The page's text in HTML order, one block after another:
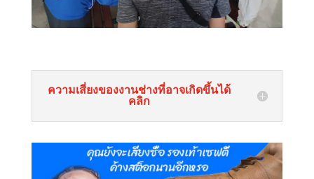
ความเสี่ยงของงานช่างที่อาจเกิดขึ้นได้
คลิก